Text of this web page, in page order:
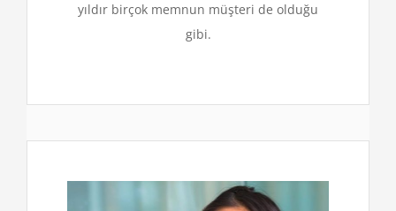
yıldır birçok memnun müşteri de olduğu
gibi.